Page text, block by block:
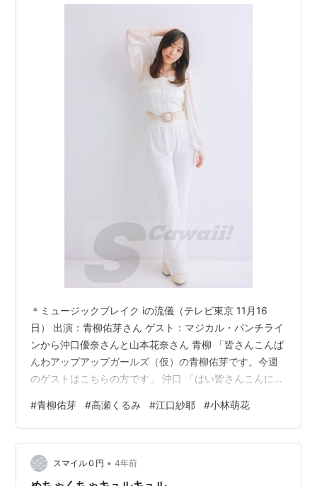
＊ミュージックブレイク iの流儀（テレビ東京 11月16
日） 出演：青柳佑芽さん ゲスト：マジカル・パンチライ
ンから沖口優奈さんと山本花奈さん 青柳 「皆さんこんば
んわアップアップガールズ（仮）の青柳佑芽です。今週
のゲストはこちらの方です」 沖口 「はい皆さんこんにち
沖口 「マジカル・パンチラインのリーダー兼プロデュー
サーゆうなこと沖口優奈です」 山本 「高校2年生16歳の
山本花奈です」 沖口＆山本 「よろしくお願いします」
青柳 「よろしくお願いします。沖口さんお久しぶりで
す」 沖口 「お久しぶりです。TIF以来ですかね。TIFのカ
#青柳佑芽 #高瀬くるみ #江口紗耶 #小林萌花
スマイル０円 • 4年前